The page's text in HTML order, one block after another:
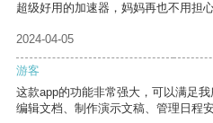
超级好用的加速器，妈妈再也不用担
2024-04-05
游客
这款app的功能非常强大，可以满足
编辑文档、制作演示文稿、管理日程安